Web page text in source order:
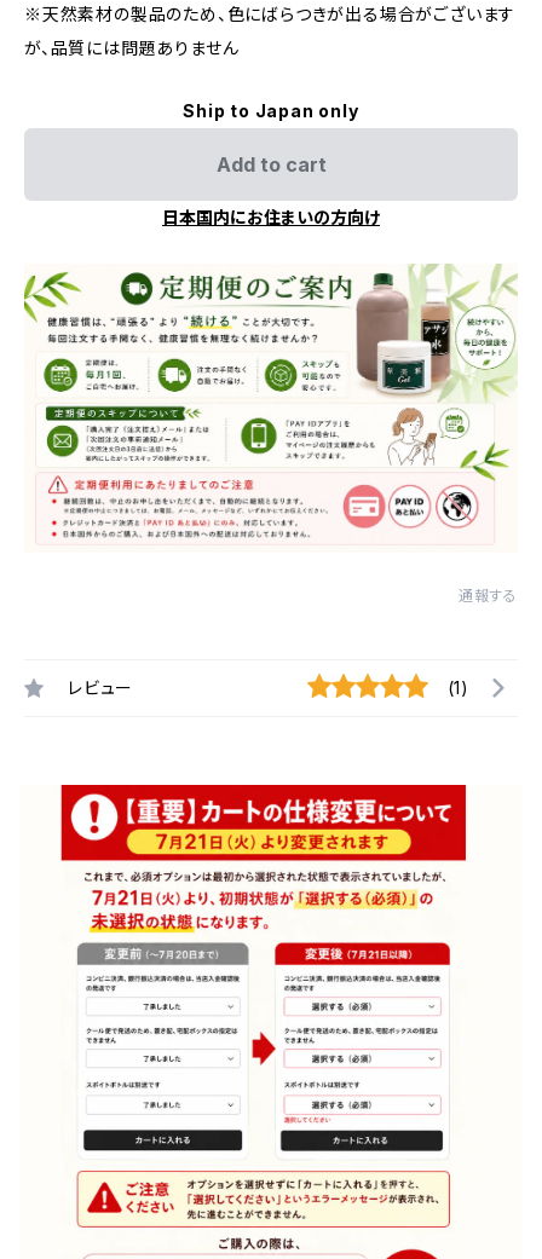
※天然素材の製品のため、色にばらつきが出る場合がございます
が、品質には問題ありません
Ship to Japan only
Add to cart
日本国内にお住まいの方向け
通報する
レビュー (1)